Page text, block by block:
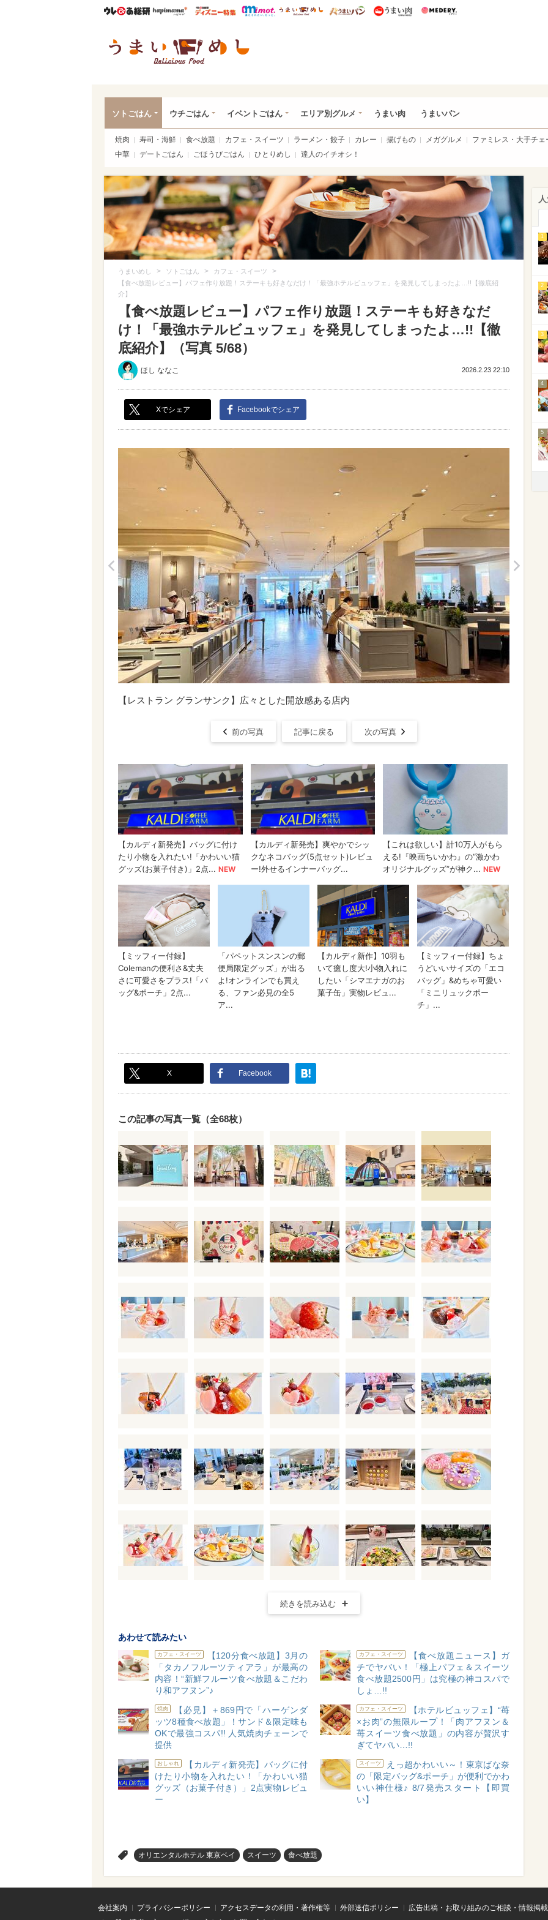
ウレぴあ総研ハピママ* ウレぴあ総研 ディズニー特集
mimot. うまいめし うまいパン うまい肉
ソトごはん ウチごはん イベントごはん エリア別グルメ うまい肉 うまいパン
焼肉 寿司・海鮮 食べ放題 カフェ・スイーツ ラーメン・餃子 カレー 揚げもの メガグルメ
ファミレス・大手チェ
中華
デートごはん ごほうびごはん ひとりめし 達人のイチオシ！
うまいめし > ソトごはん > カフェ・スイーツ >
【食べ放題レビュー】パフェ作り放題！ステーキも好きなだけ！「最強ホテルビュッフェ」を発見してしまったよ…!!【徹底紹
介】
【食べ放題レビュー】パフェ作り放題！ステーキも好きなだ
け！「最強ホテルビュッフェ」を発見してしまったよ…!!【徹
底紹介】（写真 5/68）
ほし ななこ 2026.2.23 22:10
Xでシェア Facebookでシェア
【レストラン グランサンク】広々とした開放感ある店内
前の写真 記事に戻る 次の写真
X Facebook
この記事の写真一覧（全68枚）
続きを読み込む
あわせて読みたい
カフェ・スイーツ
【120分食べ放題】3月の
「タカノフルーツティアラ」が最高の
内容！“新鮮フルーツ食べ放題＆こだわ
り和アフヌン”♪
カフェ・スイーツ
【食べ放題ニュース】ガ
チでヤバい！「極上パフェ＆スイーツ
食べ放題2500円」は究極の神コスパで
しょ…!!
焼肉
【必見】＋869円で「ハーゲンダ
ッツ8種食べ放題」！サンド＆限定味も
OKで最強コスパ!! 人気焼肉チェーンで
提供
カフェ・スイーツ
【ホテルビュッフェ】“苺
×お肉”の無限ループ！「肉アフヌン＆
苺スイーツ食べ放題」の内容が贅沢す
ぎてヤバい…!!
おしゃれ
【カルディ新発売】バッグに付
けたり小物を入れたい！「かわいい猫
グッズ（お菓子付き）」2点実物レビュ
ー
スイーツ
えっ超かわいい～！東京ばな奈
の「限定バッグ&ポーチ」が便利でかわ
いい神仕様♪ 8/7発売スタート【即買
い】
オリエンタルホテル 東京ベイ スイーツ 食べ放題
1
2
3
4
5
会社案内 プライバシーポリシー アクセスデータの利用・著作権等 外部送信ポリシー
広告出稿・お取り組みのご相談・情報掲